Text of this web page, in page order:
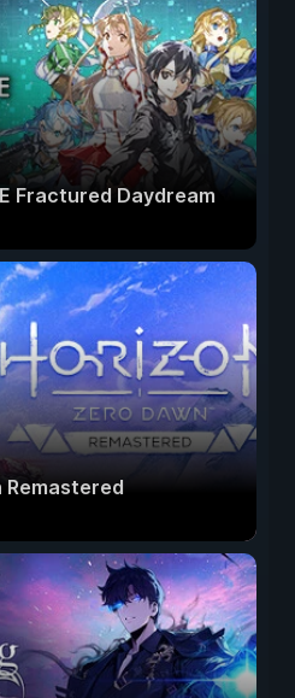
Fractured Daydream
Remastered